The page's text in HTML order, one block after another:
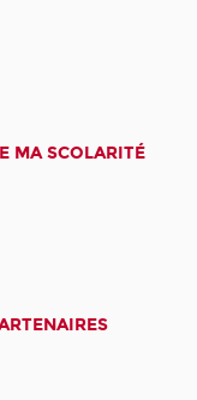
MA SCOLARITÉ